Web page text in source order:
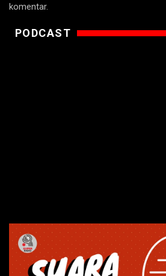
komentar.
PODCAST